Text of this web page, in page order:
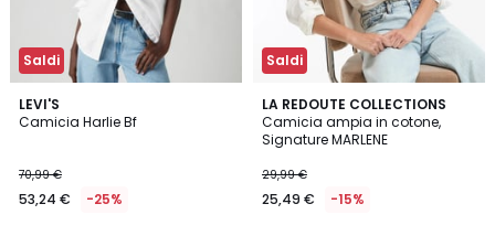
Saldi
LEVI'S
Camicia Harlie Bf
70,99 €
53,24 € -25%
4,6
/ 5
2
Colori
Saldi
LA REDOUTE COLLECTIONS
Camicia ampia in cotone,
Signature MARLENE
29,99 €
25,49 € -15%
3,9
/ 5